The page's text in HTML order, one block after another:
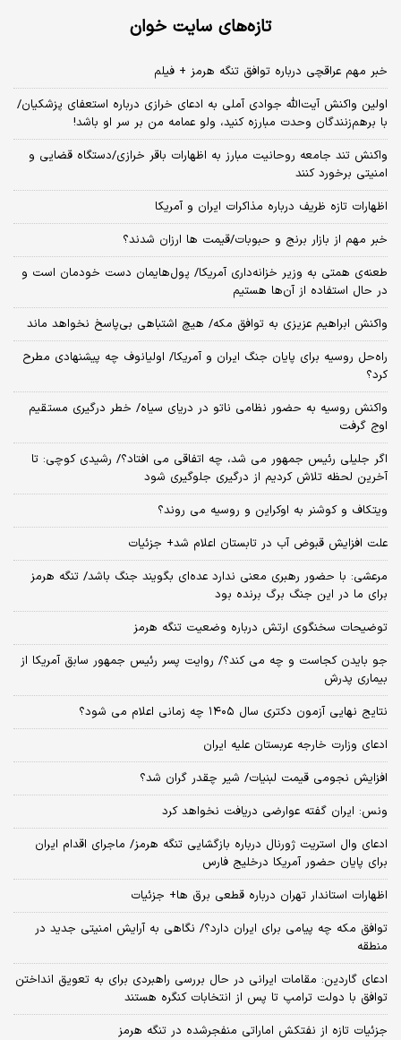
تازه‌های سایت خوان
خبر مهم عراقچی درباره توافق تنگه هرمز + فیلم
اولین واکنش آیت‌الله جوادی آملی به ادعای خرازی درباره استعفای پزشکیان/
با برهم‌زنندگان وحدت مبارزه کنید، ولو عمامه من بر سر او باشد!
واکنش تند جامعه روحانیت مبارز به اظهارات باقر خرازی/دستگاه قضایی و
امنیتی برخورد کنند
اظهارات تازه ظریف درباره مذاکرات ایران و آمریکا
خبر مهم از بازار برنج و حبوبات/قیمت ها ارزان شدند؟
طعنه‌ی‌ همتی به وزیر خزانه‌داری آمریکا/ پول‌هایمان دست خودمان است و
در حال استفاده از آن‌ها هستیم
واکنش ابراهیم عزیزی به توافق مکه/ هیچ اشتباهی بی‌پاسخ نخواهد ماند
راه‌حل روسیه برای پایان جنگ ایران و آمریکا/ اولیانوف چه پیشنهادی مطرح
کرد؟
واکنش روسیه به حضور نظامی ناتو در دریای سیاه/ خطر درگیری مستقیم
اوج گرفت
اگر جلیلی رئیس جمهور می شد، چه اتفاقی می افتاد؟/ رشیدی کوچی: تا
آخرین لحظه تلاش کردیم از درگیری جلوگیری شود
ویتکاف و کوشنر به اوکراین و روسیه می روند؟
علت افزایش قبوض آب در تابستان اعلام شد+ جزئیات
مرعشی: با حضور رهبری معنی ندارد عده‌ای بگویند جنگ باشد/ تنگه هرمز
برای ما در این جنگ برگ برنده بود
توضیحات سخنگوی ارتش درباره وضعیت تنگه هرمز
جو بایدن کجاست و چه می کند؟/ روایت پسر رئیس جمهور سابق آمریکا از
بیماری پدرش
نتایج نهایی آزمون دکتری سال ۱۴۰۵ چه زمانی اعلام می شود؟
ادعای وزارت خارجه عربستان علیه ایران
افزایش نجومی قیمت لبنیات/ شیر چقدر گران شد؟
ونس: ایران گفته عوارضی دریافت نخواهد کرد
ادعای وال استریت ژورنال درباره بازگشایی تنگه هرمز/ ماجرای اقدام ایران
برای پایان حضور آمریکا درخلیج فارس
اظهارات استاندار تهران درباره قطعی برق ها+ جزئیات
توافق مکه چه پیامی برای ایران دارد؟/ نگاهی به آرایش امنیتی جدید در
منطقه
ادعای گاردین: مقامات ایرانی در حال بررسی راهبردی برای به تعویق انداختن
توافق با دولت ترامپ تا پس از انتخابات کنگره هستند
جزئیات تازه از نفتکش اماراتی منفجرشده در تنگه هرمز